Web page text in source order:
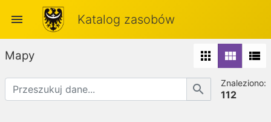
menu Katalog zasobów
Mapy apps view_module view_list
search Znaleziono:
112